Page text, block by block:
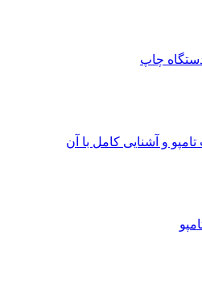
چاپ
و آشنایی کامل با آن